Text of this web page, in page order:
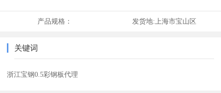
产品规格： 发货地: 上海市宝山区
关键词
浙江宝钢0.5彩钢板代理